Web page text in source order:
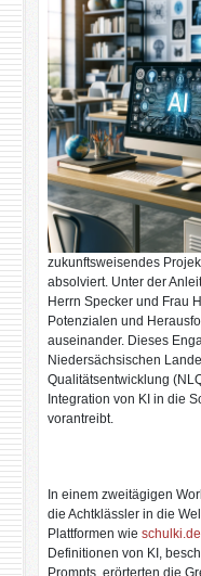
zukunftsweisendes
absolviert. Unter der
Herrn Specker und Frau
Potenzialen und
auseinander. Dieses
Niedersächsischen
Qualitätsentwicklung
Integration von KI in die
vorantreibt.
In einem zweitägigen
die Achtklässler in die
Plattformen wie schulki.de
Definitionen von KI,
Prompts, erörterten die